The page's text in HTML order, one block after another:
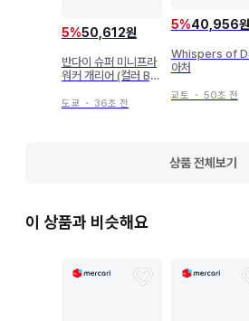
게임, DVD 등의 특전품은 타이틀에 특
우 본체만 해당됩니다. 또한 상품이 특
된다는 기재가 없는 경우 특전만 해당됩
을 상품의 주체로 하며, 식품으로서 판
글로벌 아이돌의 디스크나 굿즈에 동봉
5%50,612원
반다이 슈퍼 미니프라
워커 개리어 (컬러 B)
타입 (컬러 B/레드 컬
도쿄 ・ 36초 전
5%40,956원
Whispers of
아처
교토 ・ 50초 전
상품 전체보기
이 상품과 비슷해요